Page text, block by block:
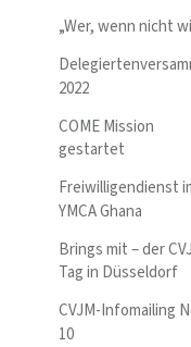
„Wer, wenn nicht
2022
COME Mission
gestartet
Freiwilligendienst
YMCA Ghana
Brings mit – der
Tag in Düsseldorf
CVJM-Infomailing
10